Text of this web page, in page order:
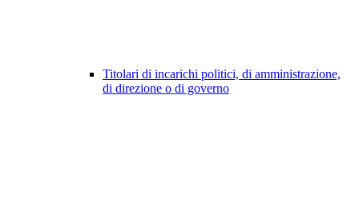
Titolari di incarichi politici, di amministrazione,
di direzione o di governo